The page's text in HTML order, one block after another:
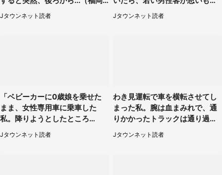
県・30代女性）
Jタウンネット読者
らぬ行動に（東京都・50代女
性）
Jタウンネット読者
「ベビーカーに0歳娘を乗せた
まま、女性専用車に乗車した
私。降りようとしたところ
で...」（大阪府・30代女性）
Jタウンネット読者
わき見運転で車を横転させてし
まった私。腕は血まみれで、通
りかかったトラックは通り過ぎ
ていき...（福岡県・30代女性）
Jタウンネット読者